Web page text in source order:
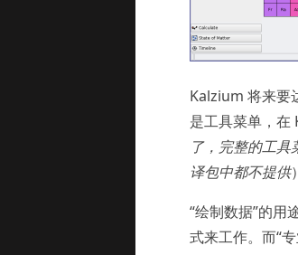
Kalzium 将来要
是工具菜单，在
了，完整的工
译包中都不提供
“绘制数据”的用
式来工作。而“